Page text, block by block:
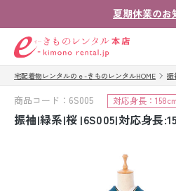
夏期休業のお
ゲスト
お気に入り ログイン
宅配着物レンタルのｅ-きものレンタルHOME 振
商品コード：6S005 対応身長：
振袖|緑系|桜 |6S005|対応身長